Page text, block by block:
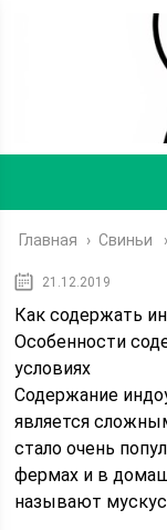
Главная › Свиньи
21.12.2019
Как содержать
Особенности
условиях
Содержание
является
стало очень
фермах и в
называют